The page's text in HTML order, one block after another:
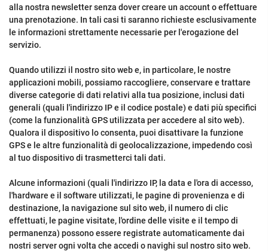
alla nostra newsletter senza dover creare un account o effettuare
una prenotazione. In tali casi ti saranno richieste esclusivamente
le informazioni strettamente necessarie per l'erogazione del
servizio.
Quando utilizzi il nostro sito web e, in particolare, le nostre
applicazioni mobili, possiamo raccogliere, conservare e trattare
diverse categorie di dati relativi alla tua posizione, inclusi dati
generali (quali l'indirizzo IP e il codice postale) e dati più specifici
(come la funzionalità GPS utilizzata per accedere al sito web).
Qualora il dispositivo lo consenta, puoi disattivare la funzione
GPS e le altre funzionalità di geolocalizzazione, impedendo così
al tuo dispositivo di trasmetterci tali dati.
Alcune informazioni (quali l'indirizzo IP, la data e l'ora di accesso,
l'hardware e il software utilizzati, le pagine di provenienza e di
destinazione, la navigazione sul sito web, il numero di clic
effettuati, le pagine visitate, l'ordine delle visite e il tempo di
permanenza) possono essere registrate automaticamente dai
nostri server ogni volta che accedi o navighi sul nostro sito web.